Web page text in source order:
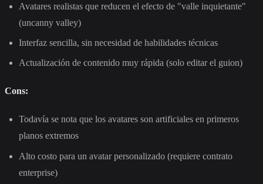
Avatares realistas que reducen el efecto de "valle inquietante"
(uncanny valley)
Interfaz sencilla, sin necesidad de habilidades técnicas
Actualización de contenido muy rápida (solo editar el guion)
Cons:
Todavía se nota que los avatares son artificiales en primeros
planos extremos
Alto costo para un avatar personalizado (requiere contrato
enterprise)